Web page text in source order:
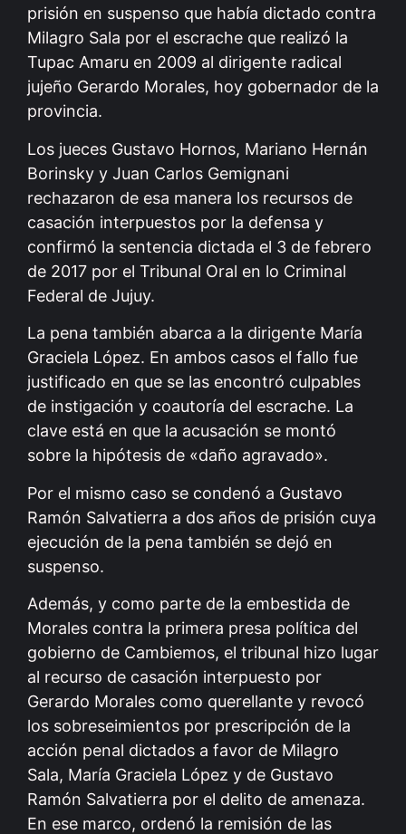
prisión en suspenso que había dictado contra
Milagro Sala por el escrache que realizó la
Tupac Amaru en 2009 al dirigente radical
jujeño Gerardo Morales, hoy gobernador de la
provincia.
Los jueces Gustavo Hornos, Mariano Hernán
Borinsky y Juan Carlos Gemignani
rechazaron de esa manera los recursos de
casación interpuestos por la defensa y
confirmó la sentencia dictada el 3 de febrero
de 2017 por el Tribunal Oral en lo Criminal
Federal de Jujuy.
La pena también abarca a la dirigente María
Graciela López. En ambos casos el fallo fue
justificado en que se las encontró culpables
de instigación y coautoría del escrache. La
clave está en que la acusación se montó
sobre la hipótesis de «daño agravado».
Por el mismo caso se condenó a Gustavo
Ramón Salvatierra a dos años de prisión cuya
ejecución de la pena también se dejó en
suspenso.
Además, y como parte de la embestida de
Morales contra la primera presa política del
gobierno de Cambiemos, el tribunal hizo lugar
al recurso de casación interpuesto por
Gerardo Morales como querellante y revocó
los sobreseimientos por prescripción de la
acción penal dictados a favor de Milagro
Sala, María Graciela López y de Gustavo
Ramón Salvatierra por el delito de amenaza.
En ese marco, ordenó la remisión de las